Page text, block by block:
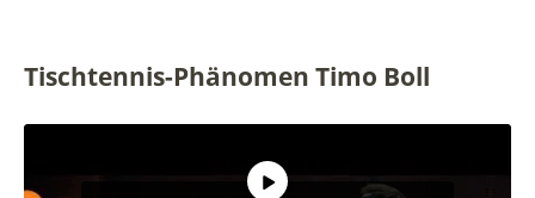
Tischtennis-Phänomen Timo Boll